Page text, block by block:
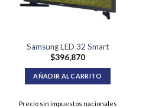
Samsung LED 32 Smart
$396,870
AÑADIR AL CARRITO
Precio sin impuestos nacionales